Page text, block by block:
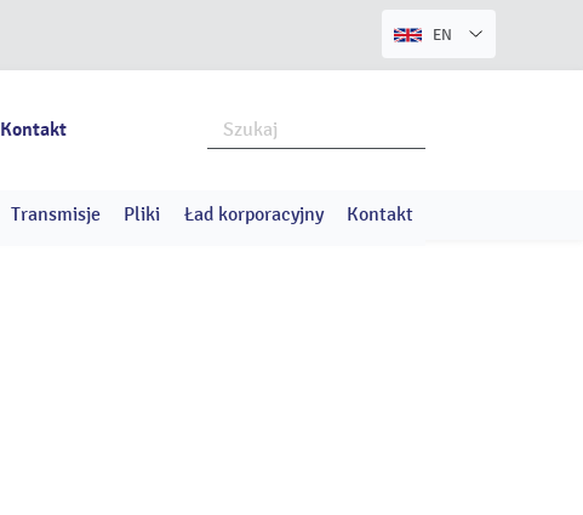
EN
Kontakt
Transmisje Pliki Ład korporacyjny Kontakt